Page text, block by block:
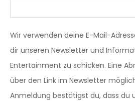
Wir verwenden deine E-Mail-
dir unseren Newsletter und
Entertainment zu schicken. Eine
über den Link im Newsletter
Anmeldung bestätigst du, dass du